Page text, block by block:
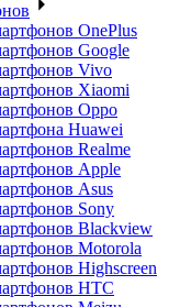
OnePlus
Google
Vivo
Xiaomi
Oppo
Huawei
Realme
Apple
Asus
Sony
Blackview
Motorola
Highscreen
HTC